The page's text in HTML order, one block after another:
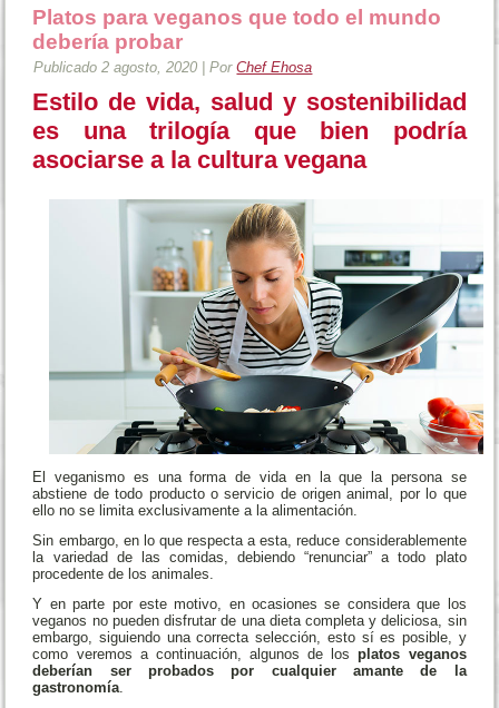
Platos para veganos que todo el mundo
debería probar
Publicado 2 agosto, 2020 |Por Chef Ehosa
Estilo de vida, salud y sostenibilidad
es una trilogía que bien podría
asociarse a la cultura vegana
El veganismo es una forma de vida en la que la persona se
abstiene de todo producto o servicio de origen animal, por lo que
ello no se limita exclusivamente a la alimentación.
Sin embargo, en lo que respecta a esta, reduce considerablemente
la variedad de las comidas, debiendo “renunciar” a todo plato
procedente de los animales.
Y en parte por este motivo, en ocasiones se considera que los
veganos no pueden disfrutar de una dieta completa y deliciosa, sin
embargo, siguiendo una correcta selección, esto sí es posible, y
como veremos a continuación, algunos de losplatos veganos
deberían ser probados por cualquier amante de la
gastronomía.